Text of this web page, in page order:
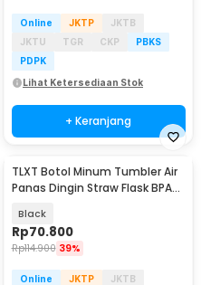
Online JKTP
JKTB
JKTU
TGR CKP
PBKS
PDPK
Lihat Ketersediaan Stok
+ Keranjang
TLXT Botol Minum Tumbler Air
Panas Dingin Straw Flask BPA
Black
Rp70.800
Rp114.900 39%
Online JKTP
JKTB